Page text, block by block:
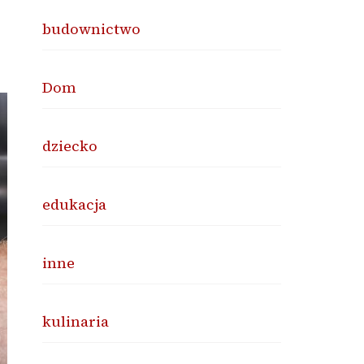
budownictwo
Dom
dziecko
edukacja
inne
kulinaria